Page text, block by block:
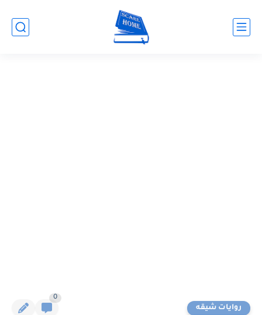
روايات شيقه
0